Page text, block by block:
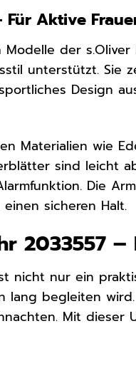
Aktive
der
unterstützt. Sie
Design
Materialien wie
sind leicht
Die
sicheren Halt.
2033557
nicht nur ein
lang begleiten
Mit dieser